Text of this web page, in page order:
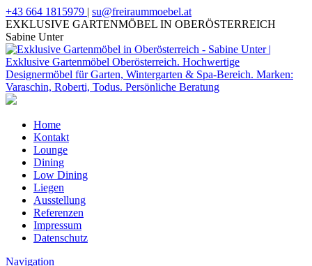
+43 664 1815979 | su@freiraummoebel.at
EXKLUSIVE GARTENMÖBEL IN OBERÖSTERREICH
Sabine Unter
Home
Kontakt
Lounge
Dining
Low Dining
Liegen
Ausstellung
Referenzen
Impressum
Datenschutz
Navigation